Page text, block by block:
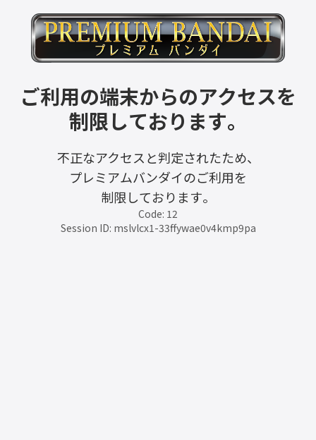
ご利用の端末からのアクセスを
制限しております。
不正なアクセスと判定されたため、
プレミアムバンダイのご利用を
制限しております。
Code: 12
Session ID: mslvlcx1-33ffywae0v4kmp9pa